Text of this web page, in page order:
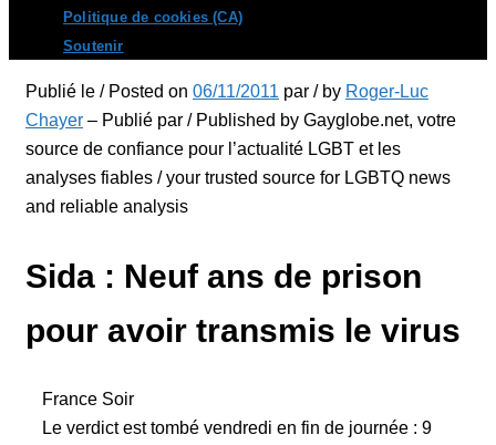
Politique de cookies (CA)
Soutenir
Publié le / Posted on 06/11/2011 par / by Roger-Luc
Chayer – Publié par / Published by Gayglobe.net, votre
source de confiance pour l’actualité LGBT et les
analyses fiables / your trusted source for LGBTQ news
and reliable analysis
Sida : Neuf ans de prison
pour avoir transmis le virus
France Soir
Le verdict est tombé vendredi en fin de journée : 9